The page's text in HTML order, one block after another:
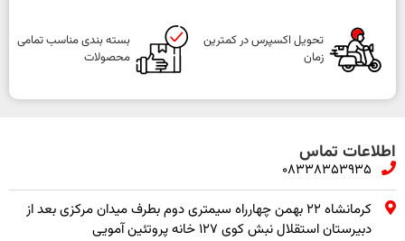
تحویل اکسپرس در کمترین
زمان
بسته بندی مناسب تمامی
محصولات
اطلاعات تماس
08338353935
کرمانشاه ۲۲ بهمن چهارراه سیمتری دوم بطرف میدان مرکزی بعد از
دبیرستان استقلال نبش کوی ۱۲۷ خانه پروتئین آمویی